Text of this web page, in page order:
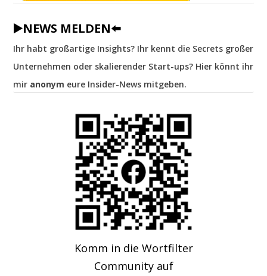
▶️NEWS MELDEN⬅️
Ihr habt großartige Insights? Ihr kennt die Secrets großer
Unternehmen oder skalierender Start-ups? Hier könnt ihr
mir anonym eure Insider-News mitgeben.
Komm in die Wortfilter
Community auf